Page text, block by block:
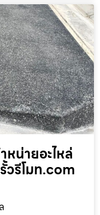
หน่ายอะไหล่
วรีโมท.com